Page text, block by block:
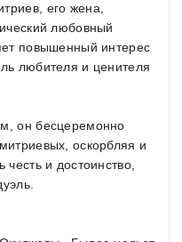
его жена,
любовный
повышенный интерес
любителя и ценителя
он бесцеремонно
оскорбляя и
и достоинство,